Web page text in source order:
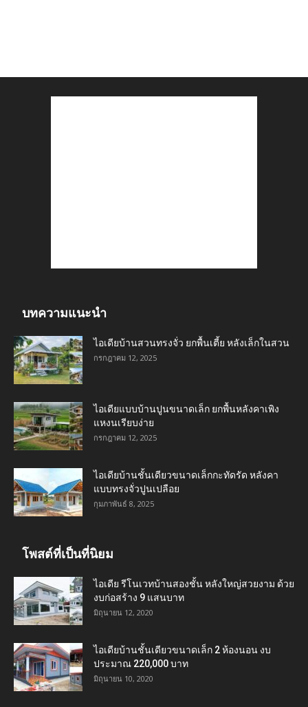
บทความแนะนำ
ไอเดียบ้านสวนทรงจั่ว ยกพื้นเตี้ย หลังเล็กในสวน
กรกฎาคม 12, 2025
ไอเดียแบบบ้านปูนขนาดเล็ก ยกพื้นหลังคาเพิง
แหงนเรียบง่าย
กรกฎาคม 12, 2025
ไอเดียบ้านชั้นเดียวขนาดเล็กกะทัดรัด หลังคา
แบบทรงจั่วปูนเปลือย
กุมภาพันธ์ 8, 2025
โพสต์ที่เป็นที่นิยม
ไอเดีย รีโนเวทบ้านสองชั้น หลังใหญ่สวยงาม ด้วย
งบก่อสร้าง 9 แสนบาท
มิถุนายน 12, 2020
ไอเดียบ้านชั้นเดียวขนาดเล็ก 2 ห้องนอน งบ
ประมาณ 220,000 บาท
มิถุนายน 10, 2020